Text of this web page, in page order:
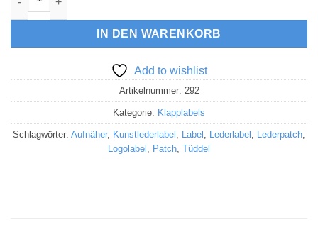
IN DEN WARENKORB
Add to wishlist
Artikelnummer: 292
Kategorie: Klapplabels
Schlagwörter: Aufnäher, Kunstlederlabel , Label , Lederlabel , Lederpatch,
Logolabel , Patch, Tüddel